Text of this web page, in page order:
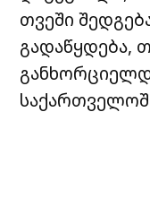
თვეში
გადაწყდება,